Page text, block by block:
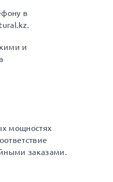
в
и
мощностях
заказами.